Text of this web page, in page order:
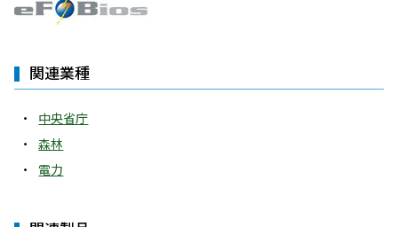
関連業種
中央省庁
森林
電力